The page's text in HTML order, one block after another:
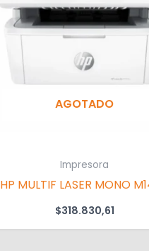
AGOTADO
Impresora
HP MULTIF LASER MONO
$318.830,61